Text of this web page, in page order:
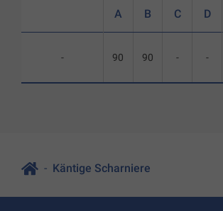
-
A B C D
90 90 - -
Käntige Scharniere